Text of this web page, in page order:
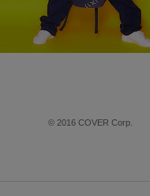
© 2016 COVER Corp.